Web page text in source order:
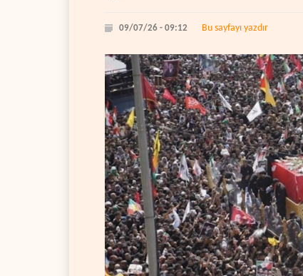
09/07/26 - 09:12 Bu sayfayı yazdır